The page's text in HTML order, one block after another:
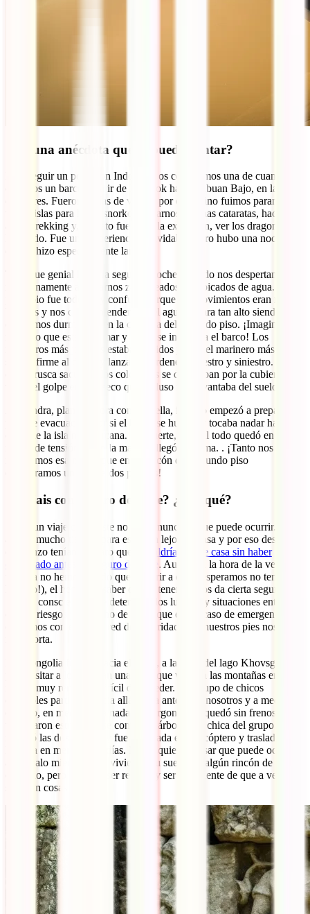
¿Alguna anécdota que se pueda contar?
Para seguir un poco con Indonesia os contaremos una de cuando
cogimos un barco para ir de Lombok hasta Labuan Bajo, en la Isla
de Flores. Fueron 4 días de viaje y por el camino fuimos parando en
varias islas para hacer snorkel, bañarnos en unas cataratas, hacer
algún trekking y, el plato fuerte de la excursión, ver los dragones de
Komodo. Fue una experiencia inolvidable, pero hubo una noche
que se hizo especialmente larga.
Todo fue genial hasta la segunda noche, cuando nos despertamos
repentinamente al notarnos zarandeados y salpicados de agua. Al
principio fue todo muy confuso porque los movimientos eran muy
bruscos y nos costó entender que el agua llegara tan alto siendo que
estábamos durmiendo en la cubierta del segundo piso. ¡Imaginad lo
revuelto que estaba el mar y como se inclinaba el barco! Los
marineros más jóvenes estaban pálidos y solo el marinero más viejo
seguía firme al timón y lanzando órdenes a diestro y siniestro. Con
cada brusca sacudida los colchones se deslizaban por la cubierta y a
veces el golpe era tan seco que incluso nos levantaba del suelo
Alexandra, planificadora como es ella, incluso empezó a preparar un
plan de evacuación por si el barco se hundía y tocaba nadar hasta la
orilla de la isla más cercana. Por suerte, al final todo quedó en una
noche de tensión y con la mañana llegó la calma. . ¡Tanto nos
inclinamos esa noche que en el balcón del segundo piso
encontramos un pez de dos palmos!
¿Viajais con seguro de viaje? ¿Por qué?
Sí, en un viaje como este no sabes nunca lo que puede ocurrir. Un
año es mucho tiempo para estar tan lejos de casa y por eso desde el
comienzo teníamos claro que
no saldríamos de casa sin haber
contratado antes un seguro de viaje . Aunque a la hora de la verdad
todavía no hemos tenido que recurrir a él (¡y esperamos no tener que
hacerlo!), el hecho de saber que lo tenemos nos da cierta seguridad.
Somos conscientes que determinados lugares y situaciones entrañan
ciertos riesgos y el hecho de saber que en un caso de emergencia
contamos con esta esta red de seguridad bajo nuestros pies nos
reconforta.
En Mongolia fuimos hacia el norte, a la zona del lago Khovsgol,
para visitar a los Tsataan una tribu que vive en las montañas en una
región muy remota y difícil de acceder. Un grupo de chicos
españoles partieron hacia allá el día antes que nosotros y a medio
camino, en medio de la nada, su furgoneta se quedó sin frenos y
terminaron estrellándose contra un árbol. Una chica del grupo se
rompió las dos piernas y fue evacuada en helicóptero y trasladada a
España en menos de 3 días. Nadie quiere pensar que puede ocurrirle
algo malo mientras está viviendo su sueño en algún rincón de
ensueño, pero hay que ser realista y ser consciente de que a veces
suceden cosas malas.